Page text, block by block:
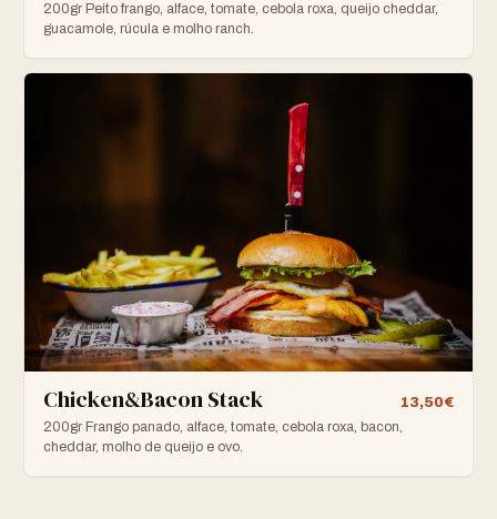
200gr Peito frango, alface, tomate, cebola roxa, queijo cheddar,
guacamole, rúcula e molho ranch.
Chicken&Bacon Stack
13,50€
200gr Frango panado, alface, tomate, cebola roxa, bacon,
cheddar, molho de queijo e ovo.